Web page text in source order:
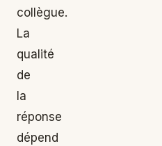
collègue.
La
qualité
de
la
réponse
dépend